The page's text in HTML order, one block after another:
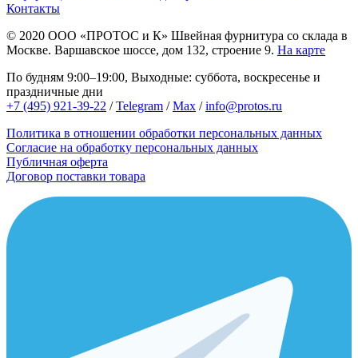
Контакты
© 2020 ООО «ПРОТОС и К» Швейная фурнитура со склада в
Москве. Варшавское шоссе, дом 132, строение 9. На карте
По будням 9:00–19:00, Выходные: суббота, воскресенье и
праздничные дни
+7 (495) 921-39-22 /Telegram /Max /info@protos.ru
Политика в отношении обработки персональных данных
Согласие на обработку персональных данных
Публичная оферта
Договор поставки товара